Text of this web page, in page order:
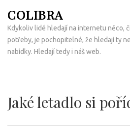
na
obsah
(Enter)
COLIBRA
Kdykoliv lidé hledají na internetu něco,
potřeby, je pochopitelné, že hledají ty
nabídky. Hledají tedy i náš web.
Jaké letadlo si